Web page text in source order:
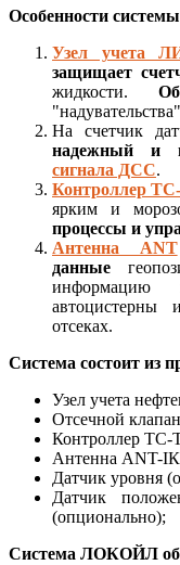
Особенности
Узел учета
защищает
жидкости.
На счетчик
надежный и
сигнала ДСС.
Контроллер
ярким и
процессы и
Антенна ANT
данные
информацию
автоцистерны
отсеках.
Система состоит из
Узел учета
Отсечной
Контроллер ТС-
Антенна ANT-
Датчик уровня
Датчик
(опционально);
Система ЛОКОЙЛ